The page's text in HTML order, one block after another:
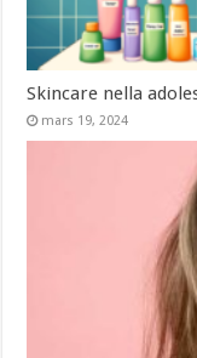
Skincare nella
mars 19, 2024